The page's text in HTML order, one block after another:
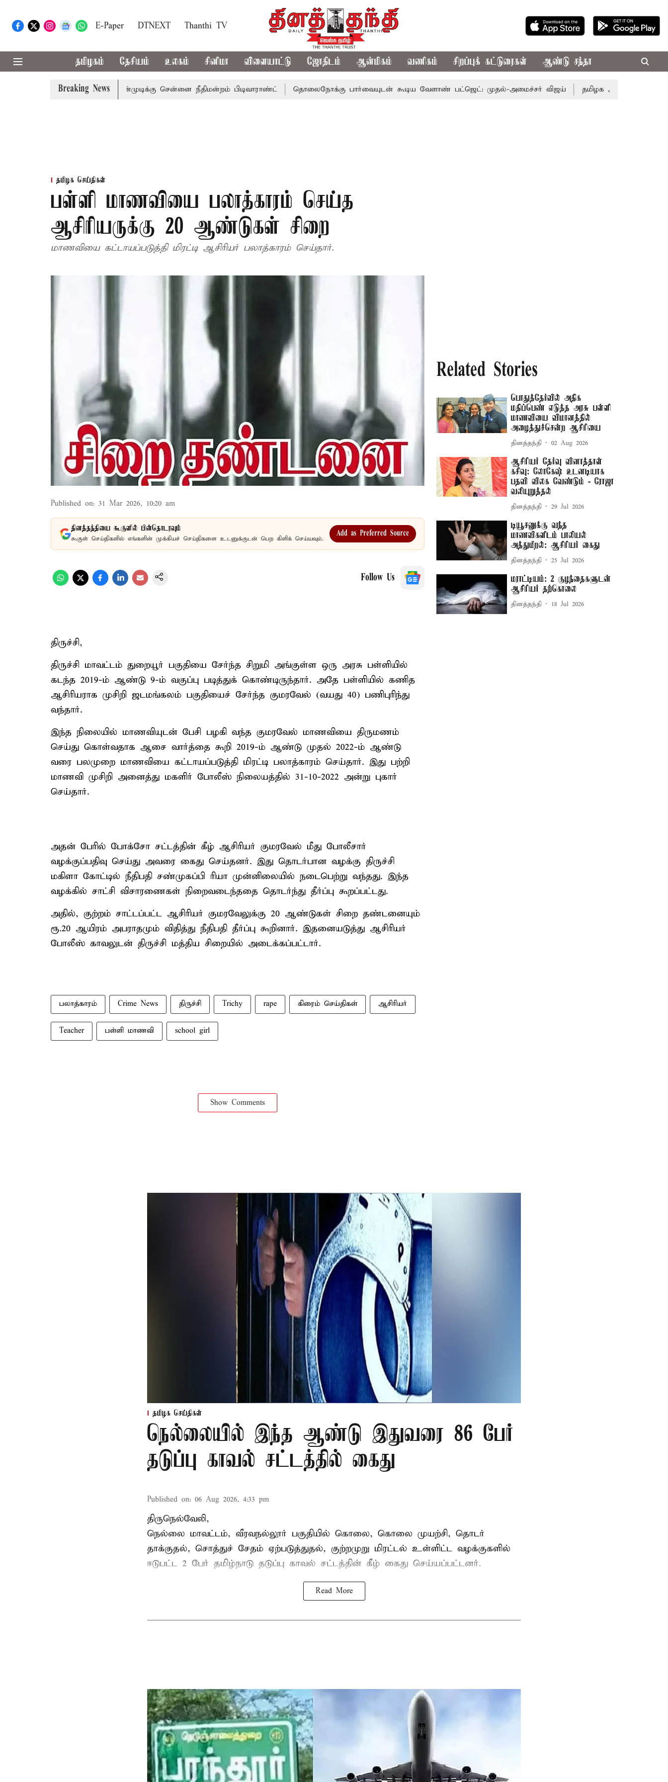
E-Paper DTNEXT Thanthi TV
தமிழகம் தேசியம் உலகம் சினிமா விளையாட்டு ஜோதிடம் ஆன்மிகம் வணிகம் சிறப்புக் கட்டுரைகள் ஆண்டு சந்தா
Breaking News
முன்னாள் அமைச்சர் பொன்முடிக்கு சென்னை நீதிமன்றம் பிடிவாராண்ட் தொலைநோக்கு பார்வையுடன் கூடிய வேளாண் பட்ஜெட்: முதல்-அமைச்சர் விஜய் தமிழக அரசியலில் பரபரப்பு;
தமிழக செய்திகள்
பள்ளி மாணவியை பலாத்காரம் செய்த
ஆசிரியருக்கு 20 ஆண்டுகள் சிறை
மாணவியை கட்டாயப்படுத்தி மிரட்டி ஆசிரியர் பலாத்காரம் செய்தார்.
Published on: 31 Mar 2026, 10:20 am
தினத்தந்தியை கூகுளில் பின்தொடரவும்
கூகுள் செய்திகளில் எங்களின் முக்கியச் செய்திகளை உடனுக்குடன் பெற கிளிக் செய்யவும்.
Add as Preferred Source
Follow Us
திருச்சி,
திருச்சி மாவட்டம் துறையூர் பகுதியை சேர்ந்த சிறுமி அங்குள்ள ஒரு அரசு பள்ளியில்
கடந்த 2019-ம் ஆண்டு 9-ம் வகுப்பு படித்துக் கொண்டிருந்தார். அதே பள்ளியில் கணித
ஆசிரியராக முசிறி ஜடமங்கலம் பகுதியைச் சேர்ந்த குமரவேல் (வயது 40) பணிபுரிந்து
வந்தார்.
இந்த நிலையில் மாணவியுடன் பேசி பழகி வந்த குமரவேல் மாணவியை திருமணம்
செய்து கொள்வதாக ஆசை வார்த்தை கூறி 2019-ம் ஆண்டு முதல் 2022-ம் ஆண்டு
வரை பலமுறை மாணவியை கட்டாயப்படுத்தி மிரட்டி பலாத்காரம் செய்தார். இது பற்றி
மாணவி முசிறி அனைத்து மகளிர் போலீஸ் நிலையத்தில் 31-10-2022 அன்று புகார்
செய்தார்.
அதன் பேரில் போக்சோ சட்டத்தின் கீழ் ஆசிரியர் குமரவேல் மீது போலீசார்
வழக்குப்பதிவு செய்து அவரை கைது செய்தனர். இது தொடர்பான வழக்கு திருச்சி
மகிளா கோட்டில் நீதிபதி சண்முகப்பி ரியா முன்னிலையில் நடைபெற்று வந்தது. இந்த
வழக்கில் சாட்சி விசாரணைகள் நிறைவடைந்ததை தொடர்ந்து தீர்ப்பு கூறப்பட்டது.
அதில், குற்றம் சாட்டப்பட்ட ஆசிரியர் குமரவேலுக்கு 20 ஆண்டுகள் சிறை தண்டனையும்
ரூ.20 ஆயிரம் அபராதமும் விதித்து நீதிபதி தீர்ப்பு கூறினார். இதனையடுத்து ஆசிரியர்
போலீஸ் காவலுடன் திருச்சி மத்திய சிறையில் அடைக்கப்பட்டார்.
பலாத்காரம் Crime News திருச்சி Trichy rape கிரைம் செய்திகள் ஆசிரியர்
Teacher பள்ளி மாணவி school girl
Show Comments
Related Stories
பொதுத்தேர்வில் அதிக
மதிப்பெண் எடுத்த அரசு பள்ளி
மாணவியை விமானத்தில்
அழைத்துச்சென்ற ஆசிரியை
தினத்தந்தி 02 Aug 2026
ஆசிரியர் தேர்வு வினாத்தாள்
கசிவு: லோகேஷ் உடனடியாக
பதவி விலக வேண்டும் - ரோஜா
வலியுறுத்தல்
தினத்தந்தி 29 Jul 2026
டியூசனுக்கு வந்த
மாணவிகளிடம் பாலியல்
அத்துமீறல்: ஆசிரியர் கைது
தினத்தந்தி 25 Jul 2026
மராட்டியம்: 2 குழந்தைகளுடன்
ஆசிரியர் தற்கொலை
தினத்தந்தி 18 Jul 2026
தமிழக செய்திகள்
நெல்லையில் இந்த ஆண்டு இதுவரை 86 பேர்
தடுப்பு காவல் சட்டத்தில் கைது
Published on: 06 Aug 2026, 4:33 pm
திருநெல்வேலி,
நெல்லை மாவட்டம், வீரவநல்லூர் பகுதியில் கொலை, கொலை முயற்சி, தொடர்
தாக்குதல், சொத்துச் சேதம் ஏற்படுத்துதல், குற்றமுறு மிரட்டல் உள்ளிட்ட வழக்குகளில்
ஈடுபட்ட 2 பேர் தமிழ்நாடு தடுப்பு காவல் சட்டத்தின் கீழ் கைது செய்யப்பட்டனர்.
Read More